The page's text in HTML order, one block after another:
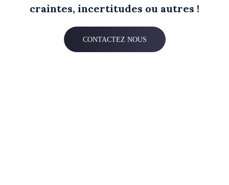
craintes, incertitudes ou autres !
CONTACTEZ NOUS